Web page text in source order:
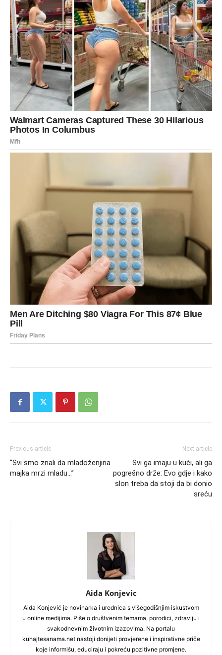
Previous article
“Svi smo znali da mladoženjina
majka mrzi mladu…”
Next article
Svi ga imaju u kući, ali ga
pogrešno drže: Evo gdje i kako
slon treba da stoji da bi donio
sreću
Aida Konjevic
Aida Konjević je novinarka i urednica s višegodišnjim iskustvom
u online medijima. Piše o društvenim temama, porodici, zdravlju i
svakodnevnim životnim izazovima. Na portalu
kuhajtesanama.net nastoji donijeti provjerene i inspirativne priče
koje informišu, educiraju i pokreću pozitivne promjene.